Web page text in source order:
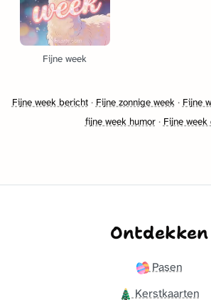
Fijne week
Fijne week bericht· Fijne zonnige week· Fijne
fijne week humor· Fijne week
Ontdekken
Pasen
Kerstkaarten